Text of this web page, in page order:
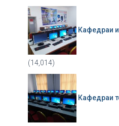
Кафедраи
(14,014)
Кафедраи